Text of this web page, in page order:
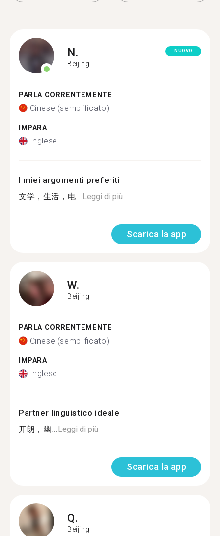
N.
Beijing
NUOVO
PARLA CORRENTEMENTE
Cinese (semplificato)
IMPARA
Inglese
I miei argomenti preferiti
文学，生活，电...Leggi di più
Scarica la app
W.
Beijing
PARLA CORRENTEMENTE
Cinese (semplificato)
IMPARA
Inglese
Partner linguistico ideale
开朗，幽...Leggi di più
Scarica la app
Q.
Beijing